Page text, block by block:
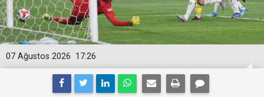
17:26
07 Ağustos 2026